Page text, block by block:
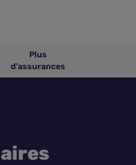
Plus
d'assurances